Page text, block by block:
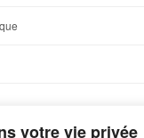
votre vie privée